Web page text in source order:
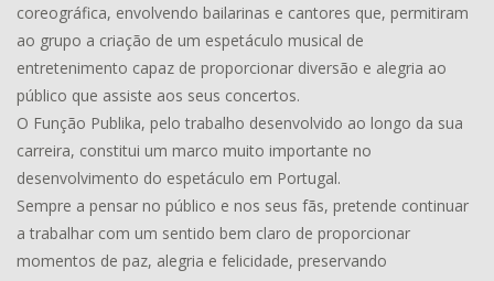
coreográfica, envolvendo bailarinas e cantores que, permitiram
ao grupo a criação de um espetáculo musical de
entretenimento capaz de proporcionar diversão e alegria ao
público que assiste aos seus concertos.
O Função Publika, pelo trabalho desenvolvido ao longo da sua
carreira, constitui um marco muito importante no
desenvolvimento do espetáculo em Portugal.
Sempre a pensar no público e nos seus fãs, pretende continuar
a trabalhar com um sentido bem claro de proporcionar
momentos de paz, alegria e felicidade, preservando